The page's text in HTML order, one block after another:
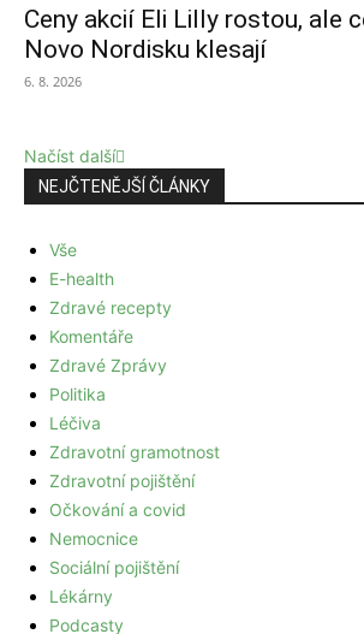
Ceny akcií Eli Lilly rostou, ale
Novo Nordisku klesají
6. 8. 2026
Načíst další
NEJČTENĚJŠÍ ČLÁNKY
Vše
E-health
Zdravé recepty
Komentáře
Zdravé Zprávy
Politika
Léčiva
Zdravotní gramotnost
Zdravotní pojištění
Očkování a covid
Nemocnice
Sociální pojištění
Lékárny
Podcasty